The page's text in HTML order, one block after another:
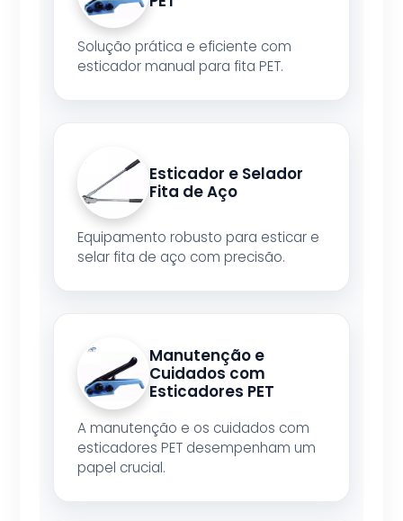
Solução prática e eficiente com
esticador manual para fita PET.
Esticador e Selador
Fita de Aço
Equipamento robusto para esticar e
selar fita de aço com precisão.
Manutenção e
Cuidados com
Esticadores PET
A manutenção e os cuidados com
esticadores PET desempenham um
papel crucial.